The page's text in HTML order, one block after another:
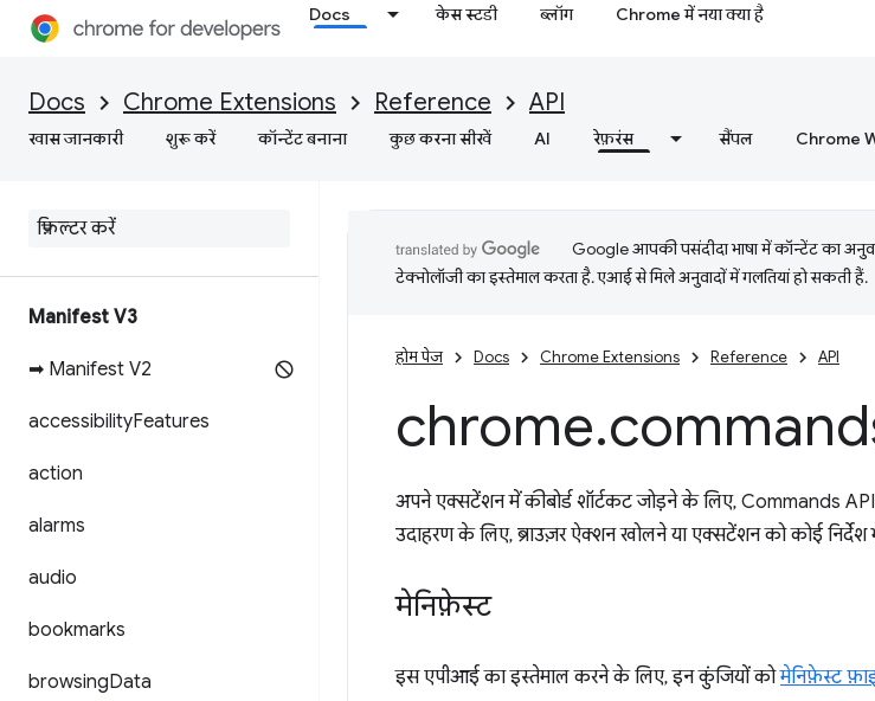
Docs केस स्टडी ब्लॉग Chrome में नया क्या है
Docs Chrome Extensions Reference API
खास जानकारी शुरू करें कॉन्टेंट बनाना कुछ करना सीखें AI रेफ़रंस सैंपल Chrome
Manifest V3
➡ Manifest V2
accessibilityFeatures
action
alarms
audio
bookmarks
browsingData
Google आपकी पसंदीदा भाषा में कॉन्टेंट का
टेक्नोलॉजी का इस्तेमाल करता है. एआई से मिले अनुवादों में गलतियां हो सकती हैं.
होम पेज Docs Chrome Extensions Reference API
chrome.
अपने एक्सटेंशन में कीबोर्ड शॉर्टकट जोड़ने के लिए, Commands API
उदाहरण के लिए, ब्राउज़र ऐक्शन खोलने या एक्सटेंशन को कोई निर्देश
मेनिफ़ेस्ट
इस एपीआई का इस्तेमाल करने के लिए, इन कुंजियों कोमेनिफ़ेस्ट